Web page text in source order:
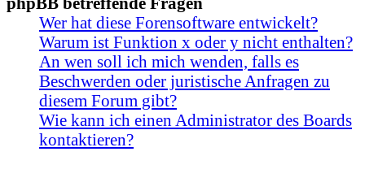
Wer hat diese Forensoftware entwickelt?
Warum ist Funktion x oder y nicht enthalten?
An wen soll ich mich wenden, falls es
Beschwerden oder juristische Anfragen zu
diesem Forum gibt?
Wie kann ich einen Administrator des Boards
kontaktieren?